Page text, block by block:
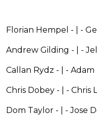
Florian Hempel - | -
Andrew Gilding - | -
Callan Rydz - | -
Chris Dobey - | - Chris
Dom Taylor - | - Jose